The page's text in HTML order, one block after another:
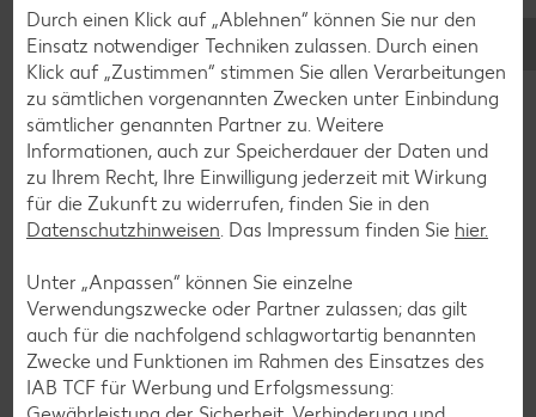
Durch einen Klick auf „Ablehnen“ können Sie nur den
Einsatz notwendiger Techniken zulassen. Durch einen
Klick auf „Zustimmen“ stimmen Sie allen Verarbeitungen
zu sämtlichen vorgenannten Zwecken unter Einbindung
sämtlicher genannten Partner zu. Weitere
Informationen, auch zur Speicherdauer der Daten und
zu Ihrem Recht, Ihre Einwilligung jederzeit mit Wirkung
für die Zukunft zu widerrufen, finden Sie in den
Datenschutzhinweisen . Das Impressum finden Sie hier.
Unter „Anpassen“ können Sie einzelne
Verwendungszwecke oder Partner zulassen; das gilt
auch für die nachfolgend schlagwortartig benannten
Zwecke und Funktionen im Rahmen des Einsatzes des
IAB TCF für Werbung und Erfolgsmessung: